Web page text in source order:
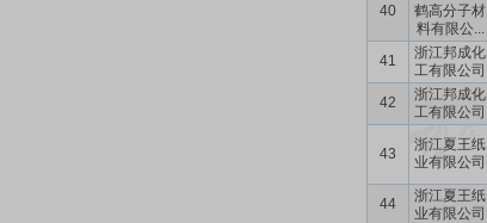
40
鹤高分子材
料有限公...
41
浙江邦成化
工有限公司
42
浙江邦成化
工有限公司
43
浙江夏王纸
业有限公司
44
浙江夏王纸
业有限公司